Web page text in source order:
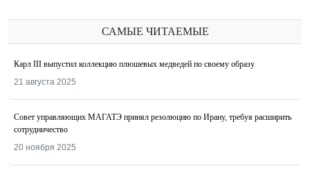
САМЫЕ ЧИТАЕМЫЕ
Карл III выпустил коллекцию плюшевых медведей по своему образу
21 августа 2025
Совет управляющих МАГАТЭ принял резолюцию по Ирану, требуя расширить
сотрудничество
20 ноября 2025